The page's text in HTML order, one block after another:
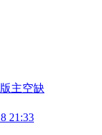
版主空缺
21:33